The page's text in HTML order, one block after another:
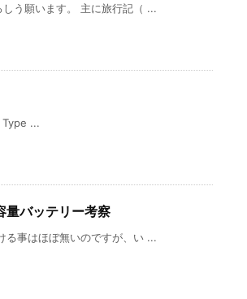
う願います。 主に旅行記（ ...
...
量バッテリー考察
る事はほぼ無いのですが、い ...